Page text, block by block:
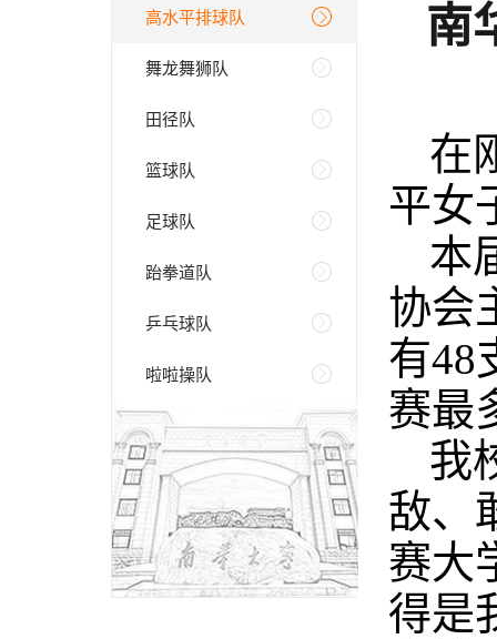
高水平排球队
舞龙舞狮队
田径队
篮球队
足球队
跆拳道队
乒乓球队
啦啦操队
南
在
平女
本
协会
有48
赛最
我
敌、
赛大
得是